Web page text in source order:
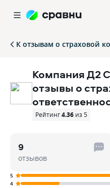
К отзывам о страховой
Компания Д2
отзывы о
Рейтинг4.36 из 5
9
отзывов
5
4